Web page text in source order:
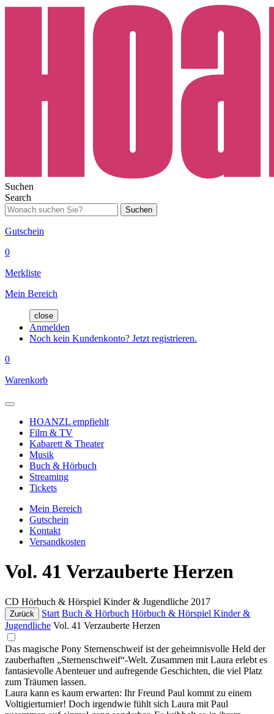
Suchen
Search
Suchen
Gutschein
0
Merkliste
Mein Bereich
close
Anmelden
Noch kein Kundenkonto? Jetzt registrieren.
0
Warenkorb
HOANZL empfiehlt
Film & TV
Kabarett & Theater
Musik
Buch & Hörbuch
Streaming
Tickets
Mein Bereich
Gutschein
Kontakt
Versandkosten
Vol. 41 Verzauberte Herzen
CD Hörbuch & Hörspiel Kinder & Jugendliche 2017
Zurück Start Buch & Hörbuch Hörbuch & Hörspiel Kinder &
Jugendliche Vol. 41 Verzauberte Herzen
Das magische Pony Sternenschweif ist der geheimnisvolle Held der
zauberhaften „Sternenschweif“-Welt. Zusammen mit Laura erlebt es
fantasievolle Abenteuer und aufregende Geschichten, die viel Platz
zum Träumen lassen.
Laura kann es kaum erwarten: Ihr Freund Paul kommt zu einem
Voltigierturnier! Doch irgendwie fühlt sich Laura mit Paul